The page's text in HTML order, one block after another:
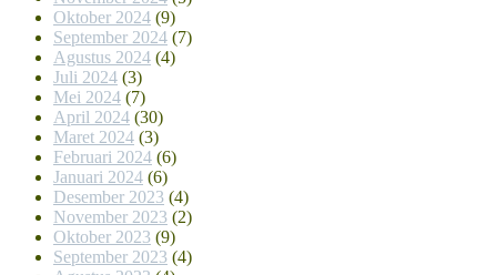
Oktober 2024 (9)
September 2024 (7)
Agustus 2024 (4)
Juli 2024 (3)
Mei 2024 (7)
April 2024 (30)
Maret 2024 (3)
Februari 2024 (6)
Januari 2024 (6)
Desember 2023 (4)
November 2023 (2)
Oktober 2023 (9)
September 2023 (4)